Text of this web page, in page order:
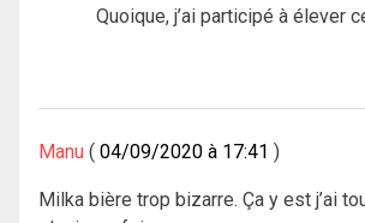
Quoique, j’ai participé à élever
Manu 04/09/2020 à 17:41
Milka bière trop bizarre. Ça y est j’ai